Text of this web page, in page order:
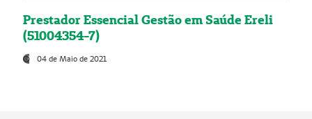
Prestador Essencial Gestão em Saúde Ereli
(51004354-7)
04 de Maio de 2021